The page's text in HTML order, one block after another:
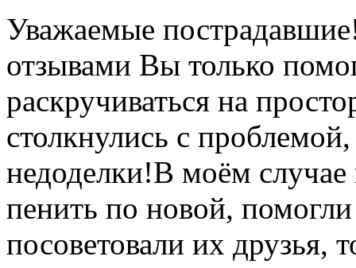
Уважаемые
отзывами Вы только
раскручиваться на
столкнулись с
недоделки!В моём
пенить по новой,
посоветовали их друзья,